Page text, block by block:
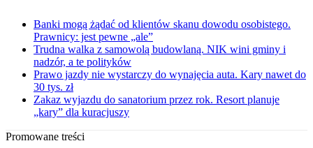
Banki mogą żądać od klientów skanu dowodu osobistego.
Prawnicy: jest pewne „ale”
Trudna walka z samowolą budowlaną. NIK wini gminy i
nadzór, a te polityków
Prawo jazdy nie wystarczy do wynajęcia auta. Kary nawet do
30 tys. zł
Zakaz wyjazdu do sanatorium przez rok. Resort planuje
„kary” dla kuracjuszy
Promowane treści